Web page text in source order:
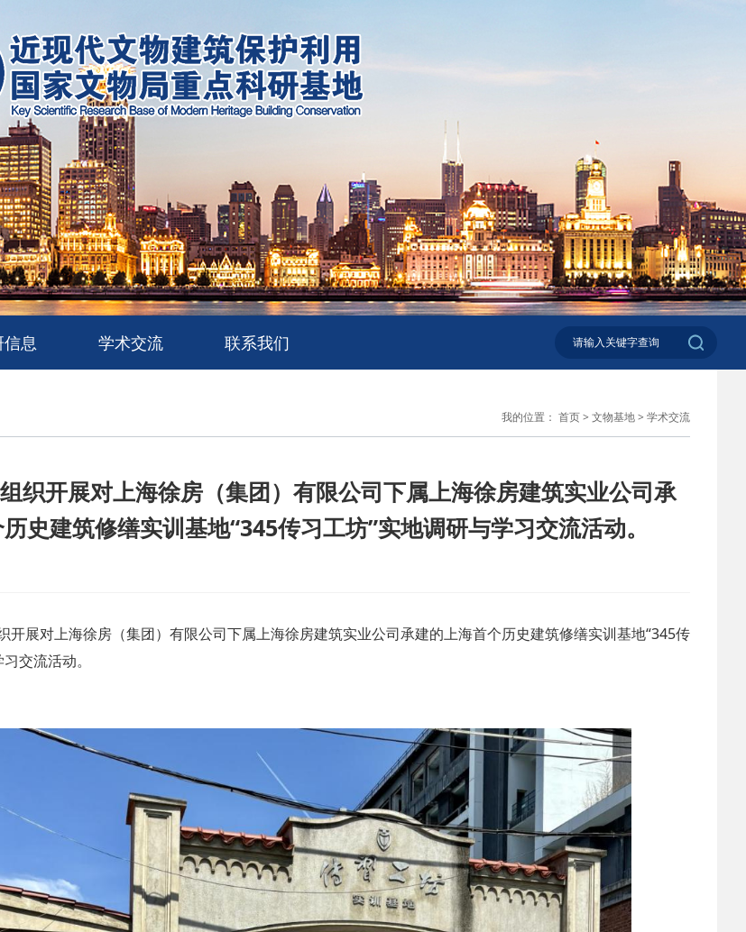
息 学术交流 联系我们
我的位置： 首页> 文物基地> 学术交流
织开展对上海徐房（集团）有限公司下属上海徐房建筑实业公司承
史建筑修缮实训基地“345传习工坊”实地调研与学习交流活动。
开展对上海徐房（集团）有限公司下属上海徐房建筑实业公司承建的上海首个历史建筑修缮实训基地“345传
交流活动。